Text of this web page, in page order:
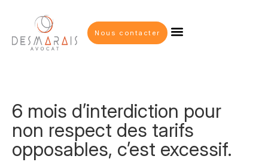
Nous contacter
6 mois d’interdiction pour
non respect des tarifs
opposables, c’est excessif.